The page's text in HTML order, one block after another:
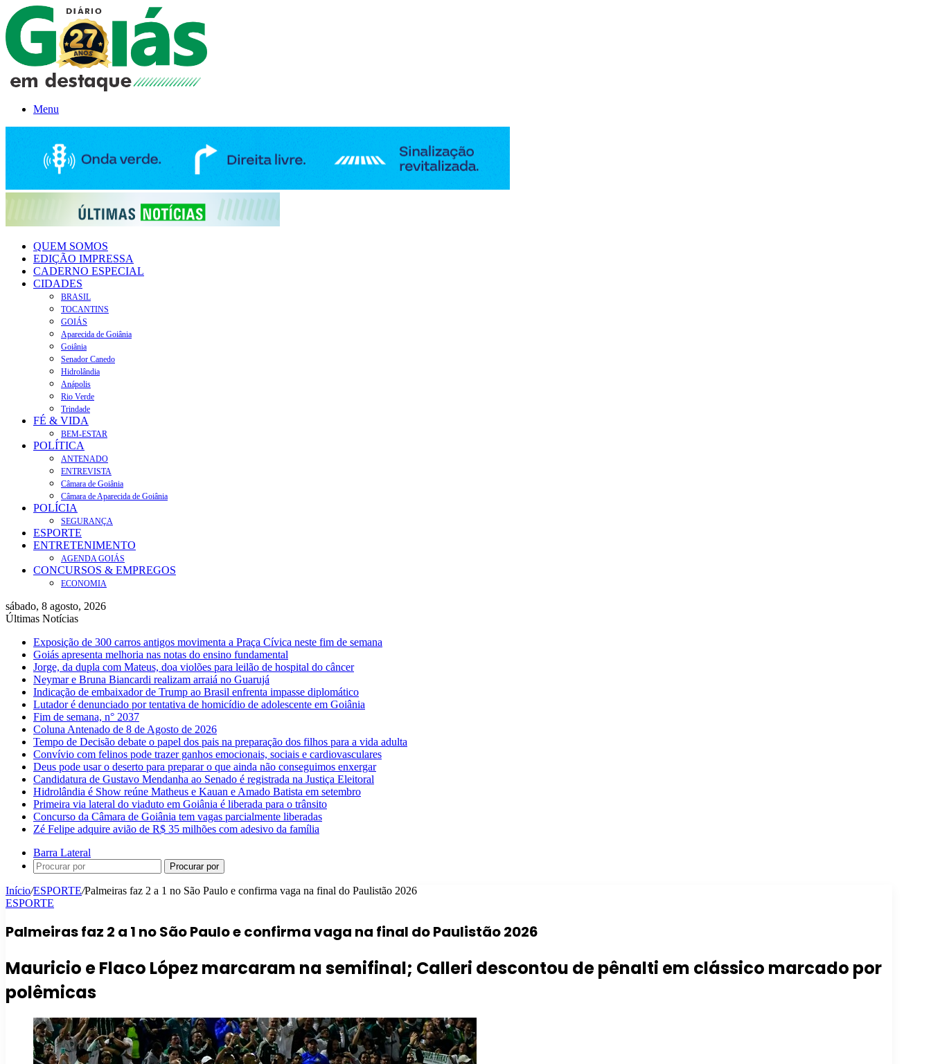
Menu
QUEM SOMOS
EDIÇÃO IMPRESSA
CADERNO ESPECIAL
CIDADES
BRASIL
TOCANTINS
GOIÁS
Aparecida de Goiânia
Goiânia
Senador Canedo
Hidrolândia
Anápolis
Rio Verde
Trindade
FÉ & VIDA
BEM-ESTAR
POLÍTICA
ANTENADO
ENTREVISTA
Câmara de Goiânia
Câmara de Aparecida de Goiânia
POLÍCIA
SEGURANÇA
ESPORTE
ENTRETENIMENTO
AGENDA GOIÁS
CONCURSOS & EMPREGOS
ECONOMIA
sábado, 8 agosto, 2026
Últimas Notícias
Exposição de 300 carros antigos movimenta a Praça Cívica neste fim de semana
Goiás apresenta melhoria nas notas do ensino fundamental
Jorge, da dupla com Mateus, doa violões para leilão de hospital do câncer
Neymar e Bruna Biancardi realizam arraiá no Guarujá
Indicação de embaixador de Trump ao Brasil enfrenta impasse diplomático
Lutador é denunciado por tentativa de homicídio de adolescente em Goiânia
Fim de semana, n° 2037
Coluna Antenado de 8 de Agosto de 2026
Tempo de Decisão debate o papel dos pais na preparação dos filhos para a vida adulta
Convívio com felinos pode trazer ganhos emocionais, sociais e cardiovasculares
Deus pode usar o deserto para preparar o que ainda não conseguimos enxergar
Candidatura de Gustavo Mendanha ao Senado é registrada na Justiça Eleitoral
Hidrolândia é Show reúne Matheus e Kauan e Amado Batista em setembro
Primeira via lateral do viaduto em Goiânia é liberada para o trânsito
Concurso da Câmara de Goiânia tem vagas parcialmente liberadas
Zé Felipe adquire avião de R$ 35 milhões com adesivo da família
Barra Lateral
Procurar por
Início/ESPORTE/Palmeiras faz 2 a 1 no São Paulo e confirma vaga na final do Paulistão 2026
ESPORTE
Palmeiras faz 2 a 1 no São Paulo e confirma vaga na final do Paulistão 2026
Mauricio e Flaco López marcaram na semifinal; Calleri descontou de pênalti em clássico marcado por
polêmicas